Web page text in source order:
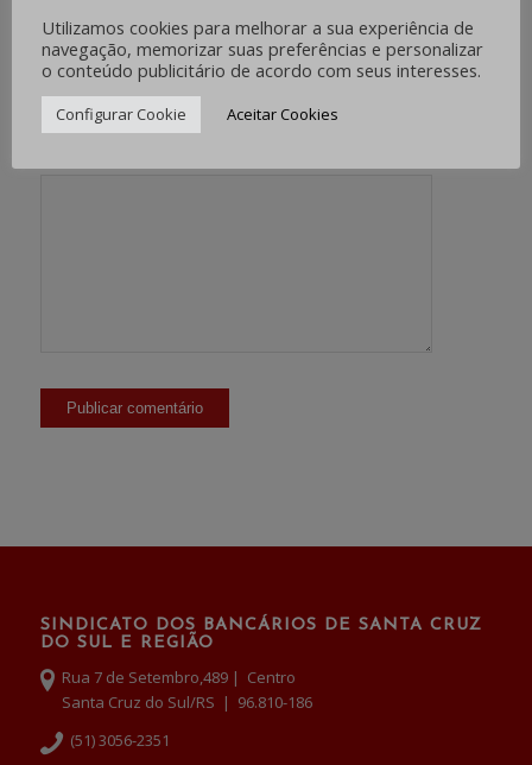
E-mail*
Site
SINDICATO DOS BANCÁRIOS DE SANTA CRUZ
DO SUL E REGIÃO
Rua 7 de Setembro,489 | Centro
Santa Cruz do Sul/RS | 96.810-186
(51) 3056-2351
Utilizamos cookies para melhorar a sua experiência de
navegação, memorizar suas preferências e personalizar
o conteúdo publicitário de acordo com seus interesses.
Configurar Cookie Aceitar Cookies